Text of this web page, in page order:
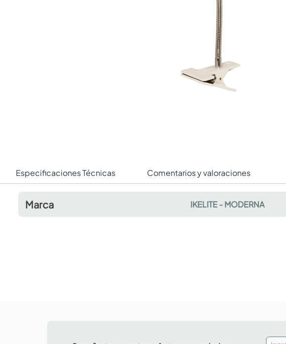
Especificaciones Técnicas Comentarios y valoraciones
Marca IKELITE - MODERNA